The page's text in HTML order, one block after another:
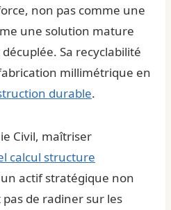
non pas comme une
une solution mature
Sa recyclabilité
millimétrique en
durable.
Civil, maîtriser
calcul structure
actif stratégique non
pas de radiner sur les